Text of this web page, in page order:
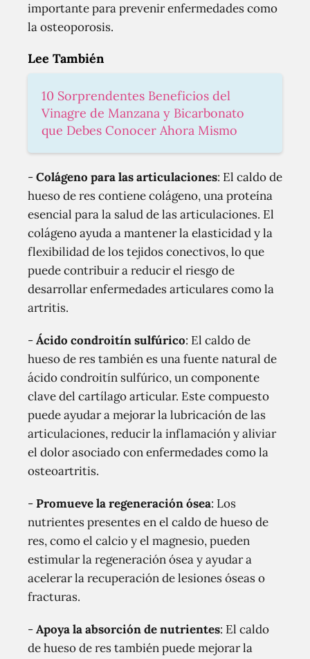
importante para prevenir enfermedades como
la osteoporosis.
Lee También
10 Sorprendentes Beneficios del
Vinagre de Manzana y Bicarbonato
que Debes Conocer Ahora Mismo
-Colágeno para las articulaciones: El caldo de
hueso de res contiene colágeno, una proteína
esencial para la salud de las articulaciones. El
colágeno ayuda a mantener la elasticidad y la
flexibilidad de los tejidos conectivos, lo que
puede contribuir a reducir el riesgo de
desarrollar enfermedades articulares como la
artritis.
-Ácido condroitín sulfúrico: El caldo de
hueso de res también es una fuente natural de
ácido condroitín sulfúrico, un componente
clave del cartílago articular. Este compuesto
puede ayudar a mejorar la lubricación de las
articulaciones, reducir la inflamación y aliviar
el dolor asociado con enfermedades como la
osteoartritis.
-Promueve la regeneración ósea: Los
nutrientes presentes en el caldo de hueso de
res, como el calcio y el magnesio, pueden
estimular la regeneración ósea y ayudar a
acelerar la recuperación de lesiones óseas o
fracturas.
-Apoya la absorción de nutrientes: El caldo
de hueso de res también puede mejorar la